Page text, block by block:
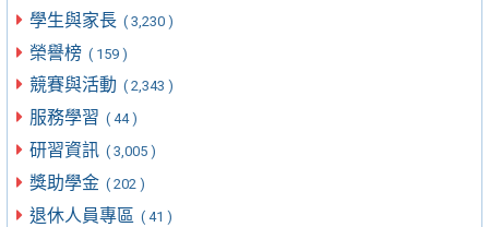
學生與家長 ( 3,230 )
榮譽榜 ( 159 )
競賽與活動 ( 2,343 )
服務學習 ( 44 )
研習資訊 ( 3,005 )
獎助學金 ( 202 )
退休人員專區 ( 41 )